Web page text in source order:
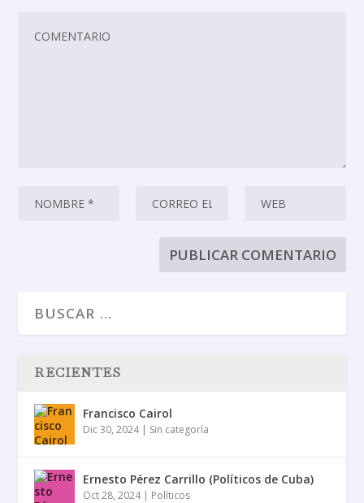
RECIENTES
Francisco Cairol
Dic 30, 2024| Sin categoría
Ernesto Pérez Carrillo (Políticos de Cuba)
Oct 28, 2024| Políticos